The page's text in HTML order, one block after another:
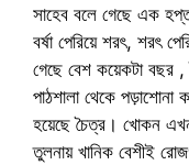
সাহেব বলে গেছে এক
বর্ষা পেরিয়ে শরৎ, শরৎ
গেছে বেশ কয়েকটা বছর
পাঠশালা থেকে পড়াশোনা
হয়েছে চৈত্র। খোকন
তুলনায় খানিক বেশীই